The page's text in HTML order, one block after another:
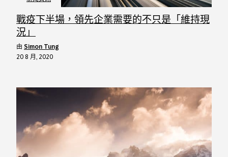
戰疫下半場，領先企業需要的不只是「維持現
況」
Simon Tung
20 8 月, 2020